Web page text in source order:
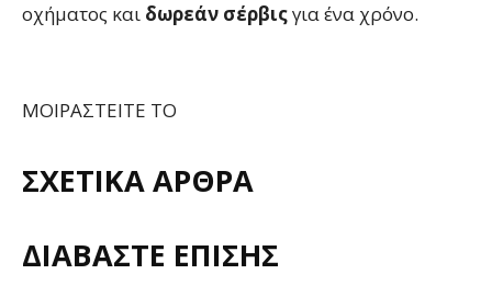
οχήματος και δωρεάν σέρβιςγια ένα χρόνο.
ΜΟΙΡΑΣΤΕΙΤΕ ΤΟ
ΣΧΕΤΙΚΑ ΑΡΘΡΑ
ΔΙΑΒΑΣΤΕ ΕΠΙΣΗΣ